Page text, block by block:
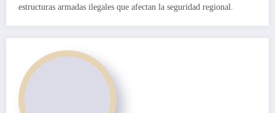
estructuras armadas ilegales que afectan la seguridad regional.